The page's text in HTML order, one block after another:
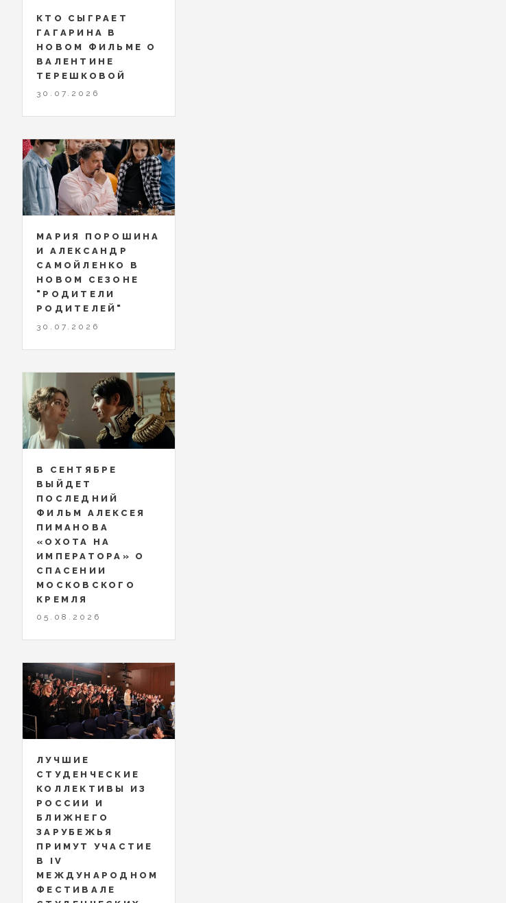
КТО СЫГРАЕТ
ГАГАРИНА В
НОВОМ ФИЛЬМЕ О
ВАЛЕНТИНЕ
ТЕРЕШКОВОЙ
30.07.2026
МАРИЯ ПОРОШИНА
И АЛЕКСАНДР
САМОЙЛЕНКО В
НОВОМ СЕЗОНЕ
"РОДИТЕЛИ
РОДИТЕЛЕЙ"
30.07.2026
В СЕНТЯБРЕ
ВЫЙДЕТ
ПОСЛЕДНИЙ
ФИЛЬМ АЛЕКСЕЯ
ПИМАНОВА
«ОХОТА НА
ИМПЕРАТОРА» О
СПАСЕНИИ
МОСКОВСКОГО
КРЕМЛЯ
05.08.2026
ЛУЧШИЕ
СТУДЕНЧЕСКИЕ
КОЛЛЕКТИВЫ ИЗ
РОССИИ И
БЛИЖНЕГО
ЗАРУБЕЖЬЯ
ПРИМУТ УЧАСТИЕ
В IV
МЕЖДУНАРОДНОМ
ФЕСТИВАЛЕ